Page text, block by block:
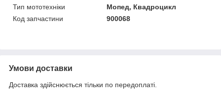
Тип мототехніки
Мопед, Квадроцикл
Код запчастини
900068
Умови доставки
Доставка здійснюється тільки по передоплаті.